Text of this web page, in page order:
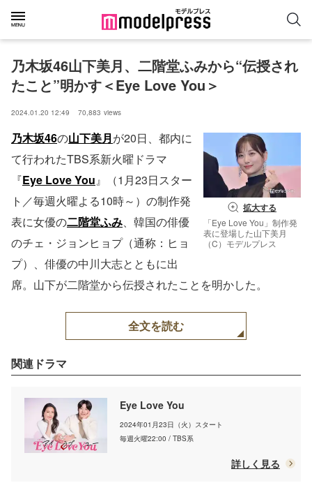
乃木坂46山下美月、二階堂ふみから“伝授され
たこと”明かす＜Eye Love You＞
2024.01.20 12:49 70,883 views
拡大する
「Eye Love You」制作発
表に登場した山下美月
（C）モデルプレス
乃木坂46の山下美月が20日、都内に
て行われたTBS系新火曜ドラマ
『Eye Love You』（1月23日スター
ト／毎週火曜よる10時～）の制作発
表に女優の二階堂ふみ、韓国の俳優
のチェ・ジョンヒョプ（通称：ヒョ
プ）、俳優の中川大志とともに出
席。山下が二階堂から伝授されたことを明かした。
全文を読む
関連ドラマ
Eye Love You
2024年01月23日（火）スタート
毎週火曜22:00 / TBS系
詳しく見る